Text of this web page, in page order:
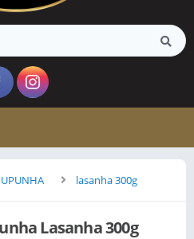
lasanha 300g
Lasanha 300g